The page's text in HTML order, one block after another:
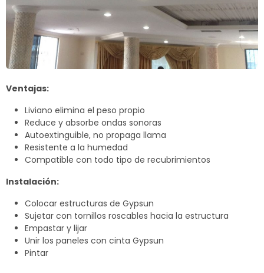
Ventajas:
Liviano elimina el peso propio
Reduce y absorbe ondas sonoras
Autoextinguible, no propaga llama
Resistente a la humedad
Compatible con todo tipo de recubrimientos
Instalación:
Colocar estructuras de Gypsun
Sujetar con tornillos roscables hacia la estructura
Empastar y lijar
Unir los paneles con cinta Gypsun
Pintar